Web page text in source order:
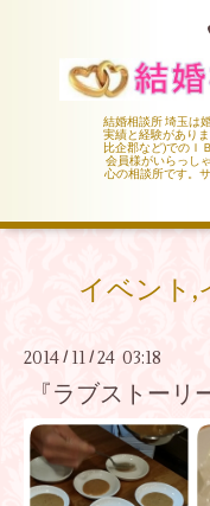
結婚相談所 埼玉は
実績と経験があり
比企郡など)でのＩ
会員様がいらっし
心の相談所です。
イベント
2014 / 11 / 24 03:18
『ラブストーリ